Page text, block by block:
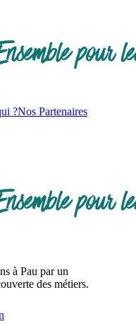
?Nos Partenaires
à Pau par un
des métiers.